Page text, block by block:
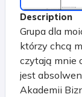
Description
Grupa dla
którzy chcą
czytają mnie
jest
Akademii